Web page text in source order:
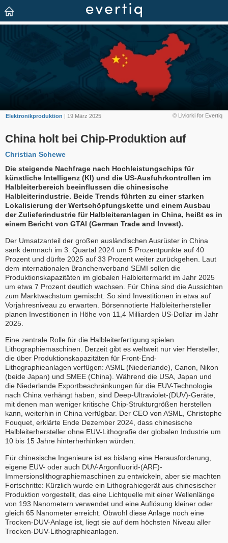
© Liviorki for Evertiq
Elektronikproduktion | 19 März 2025
China holt bei Chip-Produktion auf
Christian Schewe
Die steigende Nachfrage nach Hochleistungschips für
künstliche Intelligenz (KI) und die US-Ausfuhrkontrollen im
Halbleiterbereich beeinflussen die chinesische
Halbleiterindustrie. Beide Trends führten zu einer starken
Lokalisierung der Wertschöpfungskette und einem Ausbau
der Zulieferindustrie für Halbleiteranlagen in China, heißt es in
einem Bericht von GTAI (German Trade and Invest).
Der Umsatzanteil der großen ausländischen Ausrüster in China
sank demnach im 3. Quartal 2024 um 5 Prozentpunkte auf 40
Prozent und dürfte 2025 auf 33 Prozent weiter zurückgehen. Laut
dem internationalen Branchenverband SEMI sollen die
Produktionskapazitäten im globalen Halbleitermarkt im Jahr 2025
um etwa 7 Prozent deutlich wachsen. Für China sind die Aussichten
zum Marktwachstum gemischt. So sind Investitionen in etwa auf
Vorjahresniveau zu erwarten. Börsennotierte Halbleiterhersteller
planen Investitionen in Höhe von 11,4 Milliarden US-Dollar im Jahr
2025.
Eine zentrale Rolle für die Halbleiterfertigung spielen
Lithographiemaschinen. Derzeit gibt es weltweit nur vier Hersteller,
die über Produktionskapazitäten für Front-End-
Lithographieanlagen verfügen: ASML (Niederlande), Canon, Nikon
(beide Japan) und SMEE (China). Während die USA, Japan und
die Niederlande Exportbeschränkungen für die EUV-Technologie
nach China verhängt haben, sind Deep-Ultraviolet-(DUV)-Geräte,
mit denen man weniger kritische Chip-Strukturgrößen herstellen
kann, weiterhin in China verfügbar. Der CEO von ASML, Christophe
Fouquet, erklärte Ende Dezember 2024, dass chinesische
Halbleiterhersteller ohne EUV-Lithografie der globalen Industrie um
10 bis 15 Jahre hinterherhinken würden.
Für chinesische Ingenieure ist es bislang eine Herausforderung,
eigene EUV- oder auch DUV-Argonfluorid-(ARF)-
Immersionslithographiemaschinen zu entwickeln, aber sie machten
Fortschritte: Kürzlich wurde ein Lithograhiegerät aus chinesischer
Produktion vorgestellt, das eine Lichtquelle mit einer Wellenlänge
von 193 Nanometern verwendet und eine Auflösung kleiner oder
gleich 65 Nanometer erreicht. Obwohl diese Anlage noch eine
Trocken-DUV-Anlage ist, liegt sie auf dem höchsten Niveau aller
Trocken-DUV-Lithographieanlagen.